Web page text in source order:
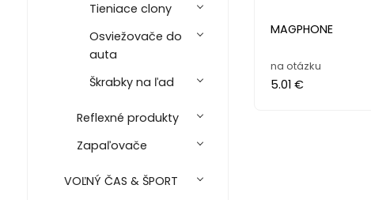
Tieniace clony
Osviežovače do
auta
Škrabky na ľad
Reflexné produkty
Zapaľovače
VOĽNÝ ČAS & ŠPORT
MAGPHONE
na otázku
5.01 €